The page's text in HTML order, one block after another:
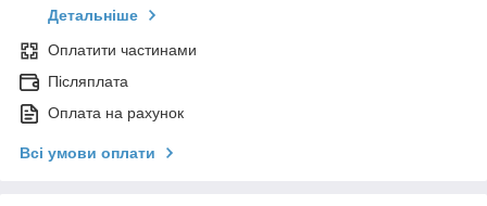
Детальніше
Оплатити частинами
Післяплата
Оплата на рахунок
Всі умови оплати